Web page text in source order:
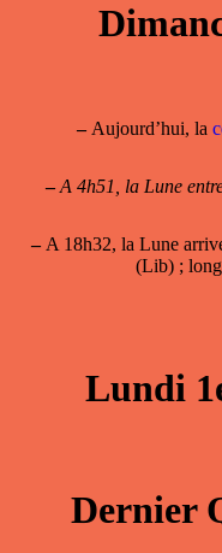
–Aujourd’hui, la
– A 4h51, la Lune
–A 18h32, la Lune
(Lib) ;
Lundi
Dernier